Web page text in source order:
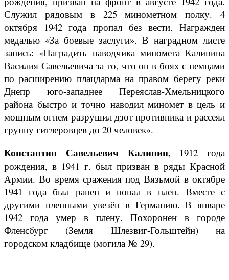
Служил рядовым в 225 минометном полку. 4
октября 1942 года пропал без вести. Награжден
медалью «За боевые заслуги». В наградном листе
запись: «Наградить наводчика миномета Калинина
Василия Савельевича за то, что он в боях с немцами
по расширению плацдарма на правом берегу реки
Днепр юго-западнее Переяслав-Хмельницкого
района быстро и точно наводил миномет в цель и
мощным огнем разрушил дзот противника и рассеял
группу гитлеровцев до 20 человек».
Константин Савельевич Калинин,
1912 года
рождения, в 1941 г. был призван в ряды Красной
Армии. Во время сражения под Вязьмой в октябре
1941 года был ранен и попал в плен. Вместе с
другими пленными увезён в Германию. В январе
1942 года умер в плену. Похоронен в городе
Фленсбург (Земля Шлезвиг-Гольштейн) на
городском кладбище (могила № 29).